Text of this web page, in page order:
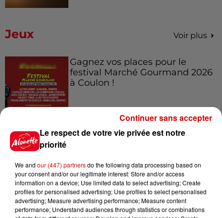
Jeux Voir plus
Gagnez vos places pour le
festival Marché Gourmand 2026
à Coulon !
Le Duel - Gagnez vos entrées
pour l'un des zoos de nos
Destination Vacances - Gagnez
votre séjour en famille au cœur
de la...
Le respect de votre vie privée est notre
priorité
We and our (447) partnersdo the following data processing based on
your consent and/or our legitimate interest: Store and/or access
information on a device; Use limited data to select advertising; Create
profiles for personalised advertising; Use profiles to select personalised
advertising; Measure advertising performance; Measure content
performance; Understand audiences through statistics or combinations
Continuer sans accepter